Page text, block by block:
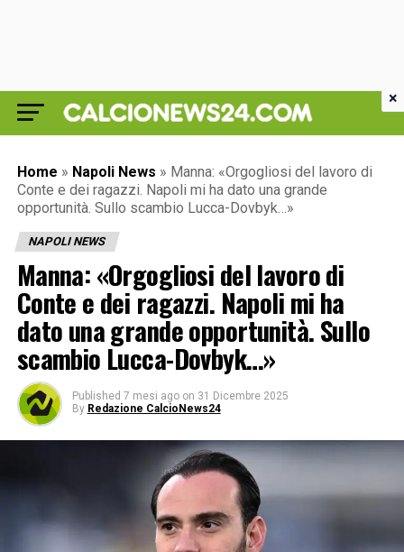
Home » Napoli News » Manna: «Orgogliosi del lavoro di
Conte e dei ragazzi. Napoli mi ha dato una grande
opportunità. Sullo scambio Lucca-Dovbyk…»
NAPOLI NEWS
Manna: «Orgogliosi del lavoro di
Conte e dei ragazzi. Napoli mi ha
dato una grande opportunità. Sullo
scambio Lucca-Dovbyk…»
Published 7 mesi ago on 31 Dicembre 2025
By Redazione CalcioNews24
×